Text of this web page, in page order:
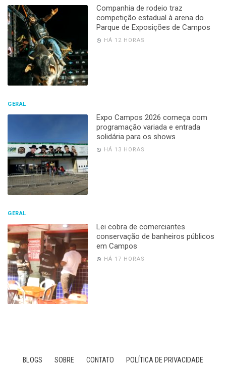
Companhia de rodeio traz
competição estadual à arena do
Parque de Exposições de Campos
HÁ 12 HORAS
GERAL
Expo Campos 2026 começa com
programação variada e entrada
solidária para os shows
HÁ 13 HORAS
GERAL
Lei cobra de comerciantes
conservação de banheiros públicos
em Campos
HÁ 17 HORAS
BLOGS SOBRE CONTATO POLÍTICA DE PRIVACIDADE